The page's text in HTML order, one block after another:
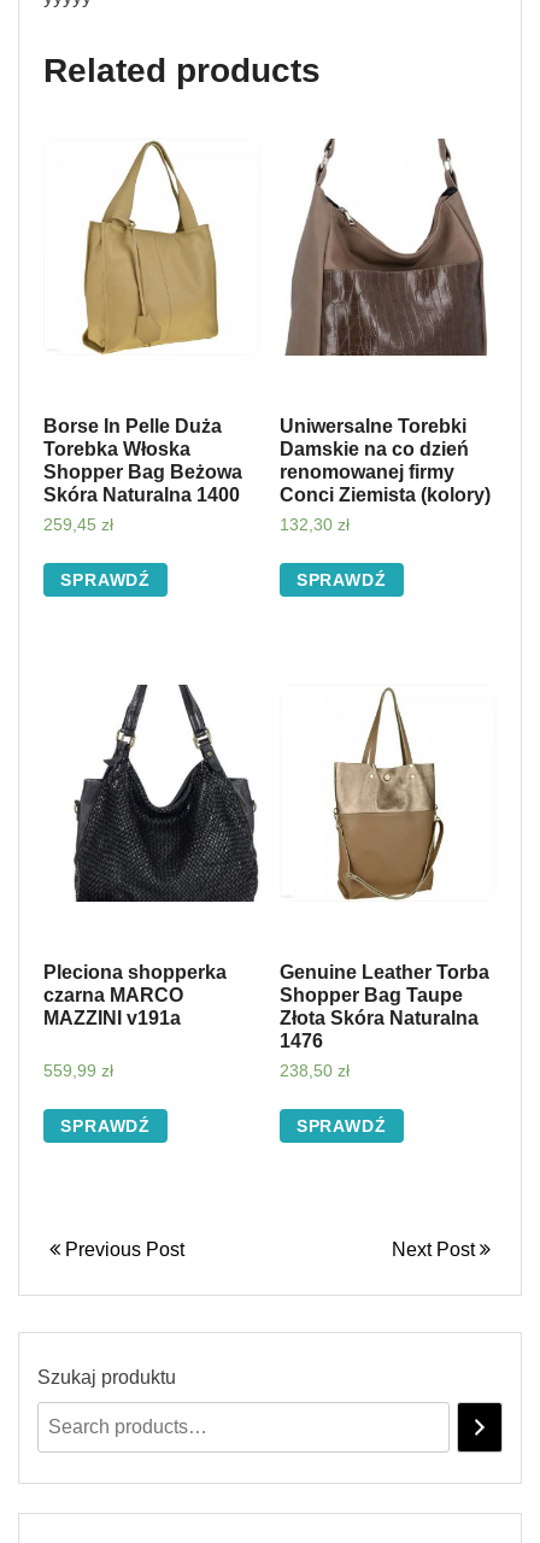
Related products
Borse In Pelle Duża
Torebka Włoska
Shopper Bag Beżowa
Skóra Naturalna 1400
259,45 zł
SPRAWDŹ
Uniwersalne Torebki
Damskie na co dzień
renomowanej firmy
Conci Ziemista (kolory)
132,30 zł
SPRAWDŹ
Pleciona shopperka
czarna MARCO
MAZZINI v191a
559,99 zł
SPRAWDŹ
Genuine Leather Torba
Shopper Bag Taupe
Złota Skóra Naturalna
1476
238,50 zł
SPRAWDŹ
Previous Post Next Post
Szukaj produktu